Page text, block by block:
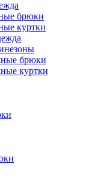
брюки
куртки
брюки
куртки